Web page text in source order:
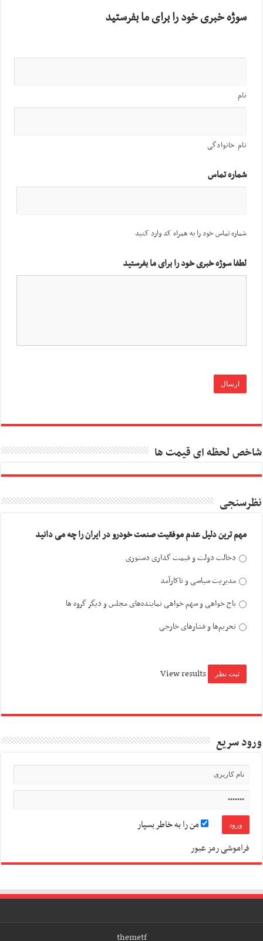
سوژه خبری خود را برای ما بفرستید
نام
نام خانوادگی
شماره تماس
شماره تماس خود را به همراه کد وارد کنید
لطفا سوژه خبری خود را برای ما بفرستید
شاخص لحظه ای قیمت ها
نظرسنجی
مهم ترین دلیل عدم موفقیت صنعت خودرو در ایران را چه می دانید
دخالت دولت و قیمت گذاری دستوری
مدیریت سیاسی و ناکارآمد
باج خواهی و سهم خواهی نماینده‌های مجلس و دیگر گروه ها
تحریم‌ها و فشارهای خارجی
View results
ورود سریع
من را به خاطر بسپار
فراموشی رمز عبور
themetf